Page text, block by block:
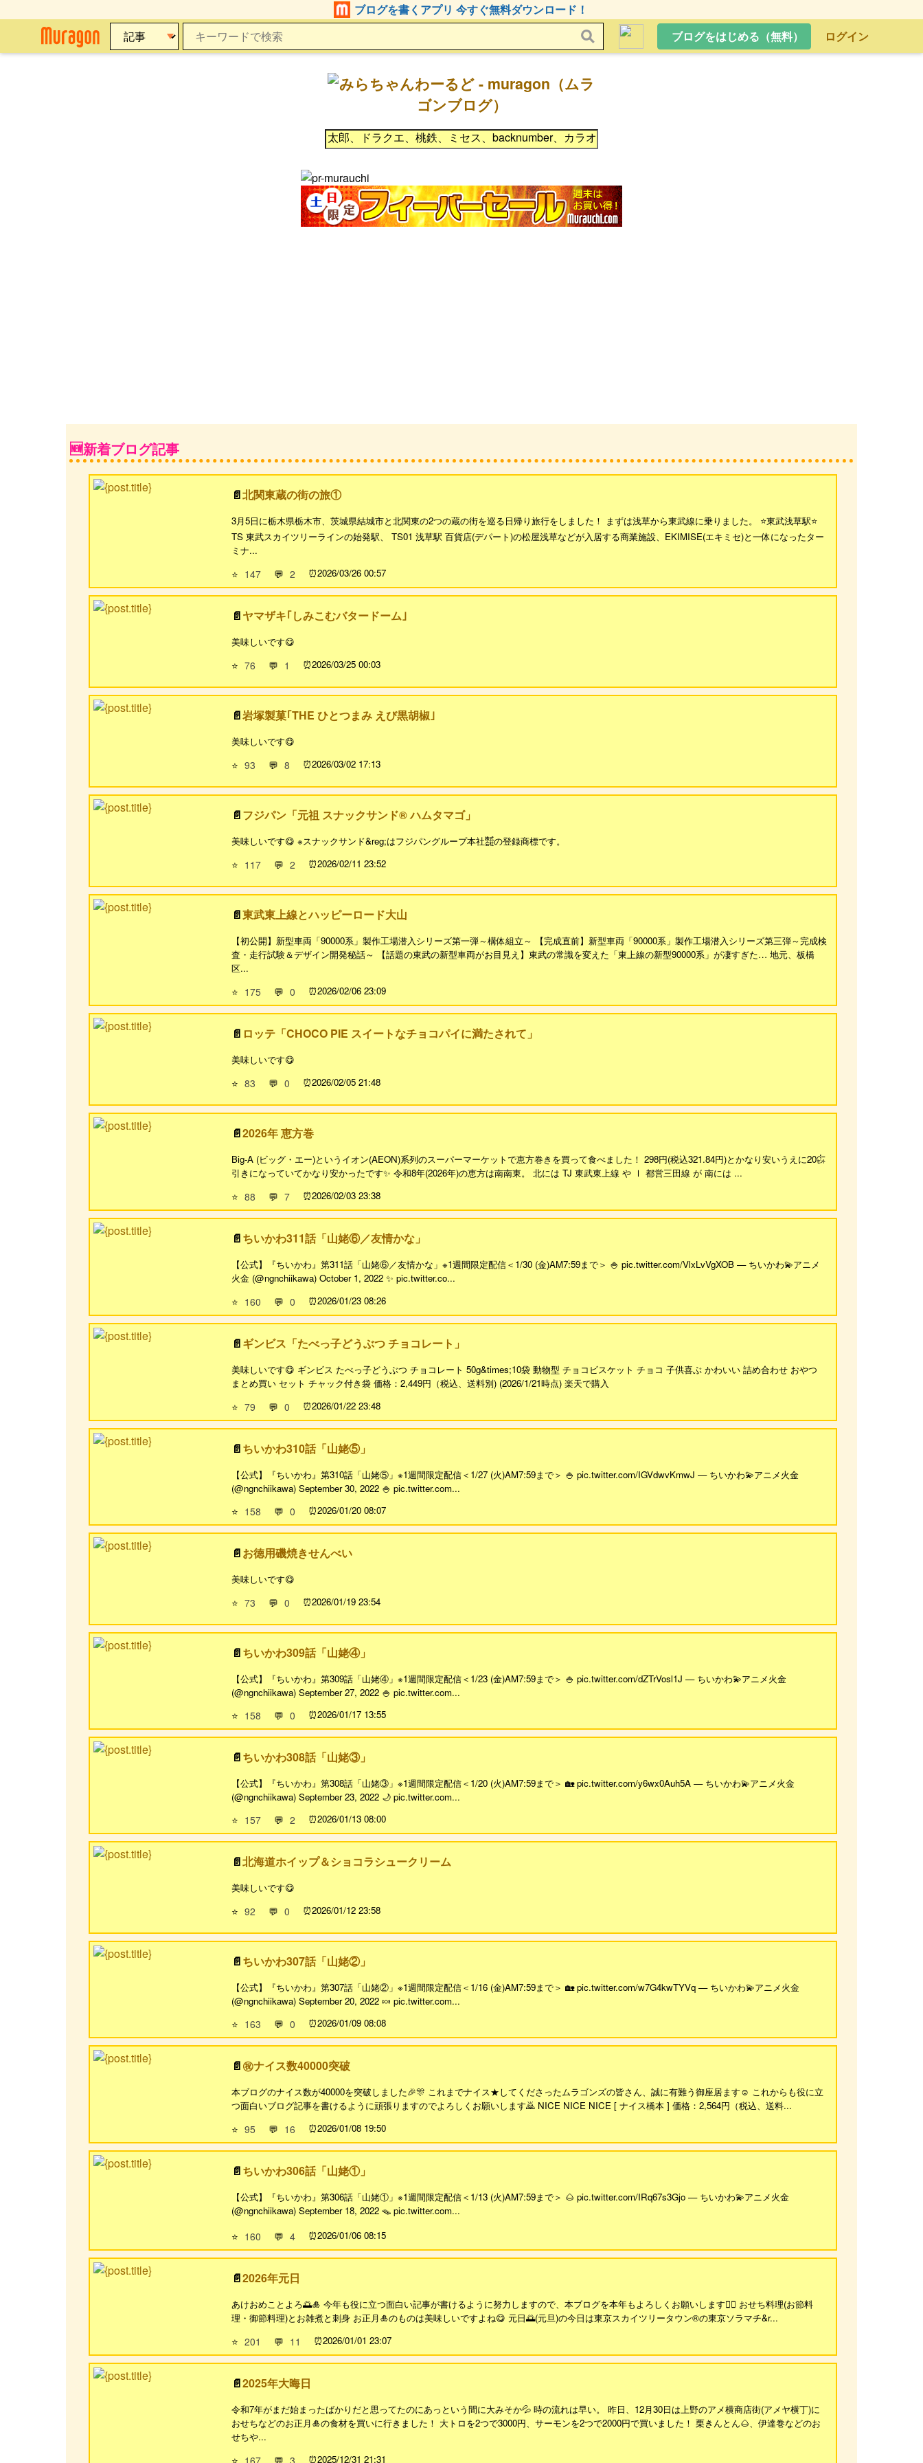
ブログを書くアプリ 今すぐ無料ダウンロード！
ブログをはじめる（無料）
ログイン
新着ブログ記事
北関東蔵の街の旅①
3月5日に栃木県栃木市、茨城県結城市と北関東の2つの蔵の街を巡る日帰り旅行をしました！ まずは浅草から東武線に乗りました。 ⭐東武浅草駅⭐
TS 東武スカイツリーラインの始発駅、 TS01 浅草駅 百貨店(デパート)の松屋浅草などが入居する商業施設、EKIMISE(エキミセ)と一体になったター
ミナ...
⭐ 147 💬 2 2026/03/26 00:57
ヤマザキ｢しみこむバタードーム｣
美味しいです😋
⭐ 76 💬 1 2026/03/25 00:03
岩塚製菓｢THE ひとつまみ えび黒胡椒｣
美味しいです😋
⭐ 93 💬 8 2026/03/02 17:13
フジパン「元祖 スナックサンド®️ ハムタマゴ」
美味しいです😋 ※スナックサンド&reg;️はフジパングループ本社㍿の登録商標です。
⭐ 117 💬 2 2026/02/11 23:52
東武東上線とハッピーロード大山
【初公開】新型車両「90000系」製作工場潜入シリーズ第一弾～構体組立～ 【完成直前】新型車両「90000系」製作工場潜入シリーズ第三弾～完成検
査・走行試験＆デザイン開発秘話～ 【話題の東武の新型車両がお目見え】東武の常識を変えた「東上線の新型90000系」が凄すぎた… 地元、板橋
区...
⭐ 175 💬 0 2026/02/06 23:09
ロッテ「CHOCO PIE スイートなチョコパイに満たされて」
美味しいです😋
⭐ 83 💬 0 2026/02/05 21:48
2026年 恵方巻
Big-A (ビッグ・エー)というイオン(AEON)系列のスーパーマーケットで恵方巻きを買って食べました！ 298円(税込321.84円)とかなり安いうえに20㌫
引きになっていてかなり安かったです✨ 令和8年(2026年)の恵方は南南東。 北には TJ 東武東上線 や Ⅰ 都営三田線 が 南には ...
⭐ 88 💬 7 2026/02/03 23:38
ちいかわ311話「山姥⑥／友情かな」
【公式】『ちいかわ』第311話「山姥⑥／友情かな」※1週間限定配信＜1/30 (金)AM7:59まで＞ 🍚 pic.twitter.com/VlxLvVgXOB — ちいかわ💫アニメ
火金 (@ngnchiikawa) October 1, 2022 ✨ pic.twitter.co...
⭐ 160 💬 0 2026/01/23 08:26
ギンビス「たべっ子どうぶつ チョコレート」
美味しいです😋 ギンビス たべっ子どうぶつ チョコレート 50g&times;10袋 動物型 チョコビスケット チョコ 子供喜ぶ かわいい 詰め合わせ おやつ
まとめ買い セット チャック付き袋 価格：2,449円（税込、送料別) (2026/1/21時点) 楽天で購入
⭐ 79 💬 0 2026/01/22 23:48
ちいかわ310話「山姥⑤」
【公式】『ちいかわ』第310話「山姥⑤」※1週間限定配信＜1/27 (火)AM7:59まで＞ 🍚 pic.twitter.com/IGVdwvKmwJ — ちいかわ💫アニメ火金
(@ngnchiikawa) September 30, 2022 🍚 pic.twitter.com...
⭐ 158 💬 0 2026/01/20 08:07
お徳用磯焼きせんべい
美味しいです😋
⭐ 73 💬 0 2026/01/19 23:54
ちいかわ309話「山姥④」
【公式】『ちいかわ』第309話「山姥④」※1週間限定配信＜1/23 (金)AM7:59まで＞ 🍚 pic.twitter.com/dZTrVosl1J — ちいかわ💫アニメ火金
(@ngnchiikawa) September 27, 2022 🍚 pic.twitter.com...
⭐ 158 💬 0 2026/01/17 13:55
ちいかわ308話「山姥③」
【公式】『ちいかわ』第308話「山姥③」※1週間限定配信＜1/20 (火)AM7:59まで＞ 🏡 pic.twitter.com/y6wx0Auh5A — ちいかわ💫アニメ火金
(@ngnchiikawa) September 23, 2022 🌙 pic.twitter.com...
⭐ 157 💬 2 2026/01/13 08:00
北海道ホイップ＆ショコラシュークリーム
美味しいです😋
⭐ 92 💬 0 2026/01/12 23:58
ちいかわ307話「山姥②」
【公式】『ちいかわ』第307話「山姥②」※1週間限定配信＜1/16 (金)AM7:59まで＞ 🏡 pic.twitter.com/w7G4kwTYVq — ちいかわ💫アニメ火金
(@ngnchiikawa) September 20, 2022 🍬 pic.twitter.com...
⭐ 163 💬 0 2026/01/09 08:08
㊗ナイス数40000突破
本ブログのナイス数が40000を突破しました🎉🎊 これまでナイス★してくださったムラゴンズの皆さん、誠に有難う御座居ます☺️ これからも役に立
つ面白いブログ記事を書けるように頑張りますのでよろしくお願いします🙇 NICE NICE NICE [ ナイス橋本 ] 価格：2,564円（税込、送料...
⭐ 95 💬 16 2026/01/08 19:50
ちいかわ306話「山姥①」
【公式】『ちいかわ』第306話「山姥①」※1週間限定配信＜1/13 (火)AM7:59まで＞ 🌰 pic.twitter.com/IRq67s3Gjo — ちいかわ💫アニメ火金
(@ngnchiikawa) September 18, 2022 🪤 pic.twitter.com...
⭐ 160 💬 4 2026/01/06 08:15
2026年元日
あけおめことよろ🌅🎍 今年も役に立つ面白い記事が書けるように努力しますので、本ブログを本年もよろしくお願いします🙇‍♀️ おせち料理(お節料
理・御節料理)とお雑煮と刺身 お正月🎍のものは美味しいですよね😋 元日🌅(元旦)の今日は東京スカイツリータウン®の東京ソラマチ&r...
⭐ 201 💬 11 2026/01/01 23:07
2025年大晦日
令和7年がまだ始まったばかりだと思ってたのにあっという間に大みそか💦 時の流れは早い。 昨日、12月30日は上野のアメ横商店街(アメヤ横丁)に
おせちなどのお正月🎍の食材を買いに行きました！ 大トロを2つで3000円、サーモンを2つで2000円で買いました！ 栗きんとん🌰、伊達巻などのお
せちや...
⭐ 167 💬 3 2025/12/31 21:31